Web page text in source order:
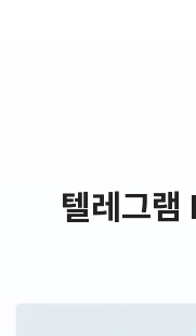
텔레그램